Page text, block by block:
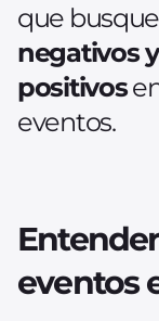
que
negativos
positivos
eventos.
eventos